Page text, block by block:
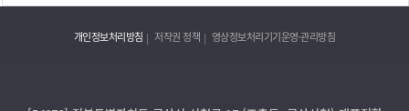
개인정보처리방침 저작권 정책 영상정보처리기기운영·관리방침